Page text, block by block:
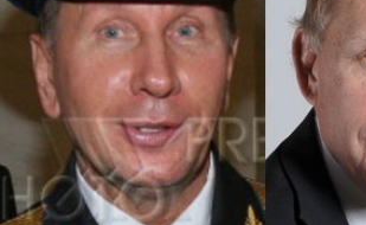
Случайное сходство 👍
Создать сходство
Для публикации необходима авторизация
Поиск